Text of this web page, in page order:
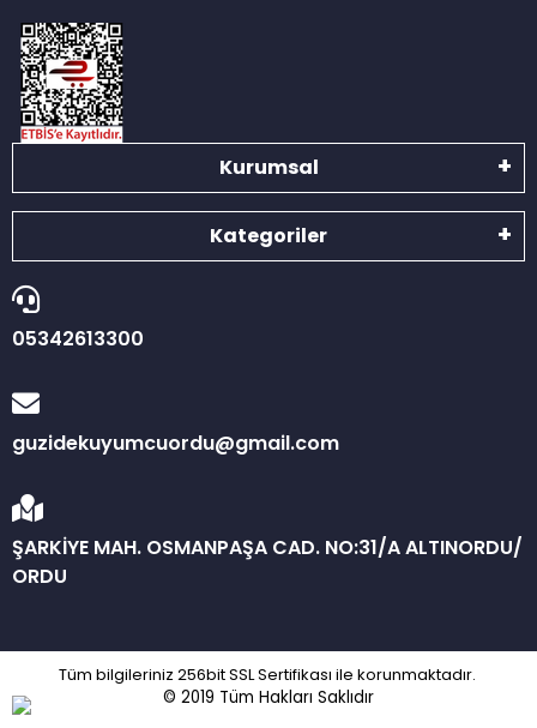
Kurumsal
Kategoriler
05342613300
guzidekuyumcuordu@gmail.com
ŞARKİYE MAH. OSMANPAŞA CAD. NO:31/A ALTINORDU/
ORDU
Tüm bilgileriniz 256bit SSL Sertifikası ile korunmaktadır.
© 2019 Tüm Hakları Saklıdır